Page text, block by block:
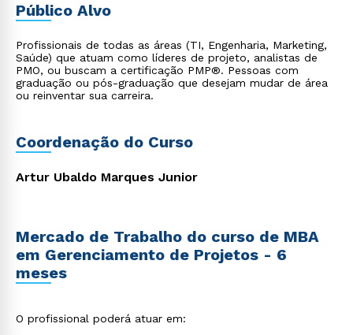
Público Alvo
Profissionais de todas as áreas (TI, Engenharia, Marketing,
Saúde) que atuam como líderes de projeto, analistas de
PMO, ou buscam a certificação PMP®. Pessoas com
graduação ou pós-graduação que desejam mudar de área
ou reinventar sua carreira.
Coordenação do Curso
Artur Ubaldo Marques Junior
Mercado de Trabalho do curso de MBA
em Gerenciamento de Projetos - 6
meses
O profissional poderá atuar em: